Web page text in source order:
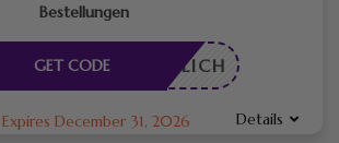
Bestellungen
RDERLICH
GET CODE
Expires December 31, 2026 Details